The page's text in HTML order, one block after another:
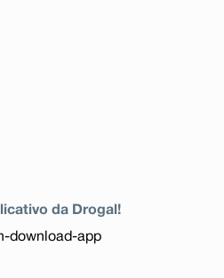
da Drogal!